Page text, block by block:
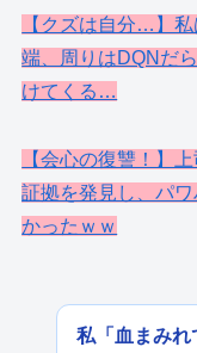
【クズは自分…】
端、周りはDQNだ
けてくる…
【会心の復讐！】
証拠を発見し、パ
かったｗｗ
私「血まみ